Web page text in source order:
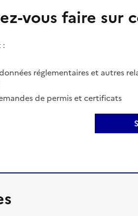
vous faire sur
:
réglementaires et autres
de permis et certificats